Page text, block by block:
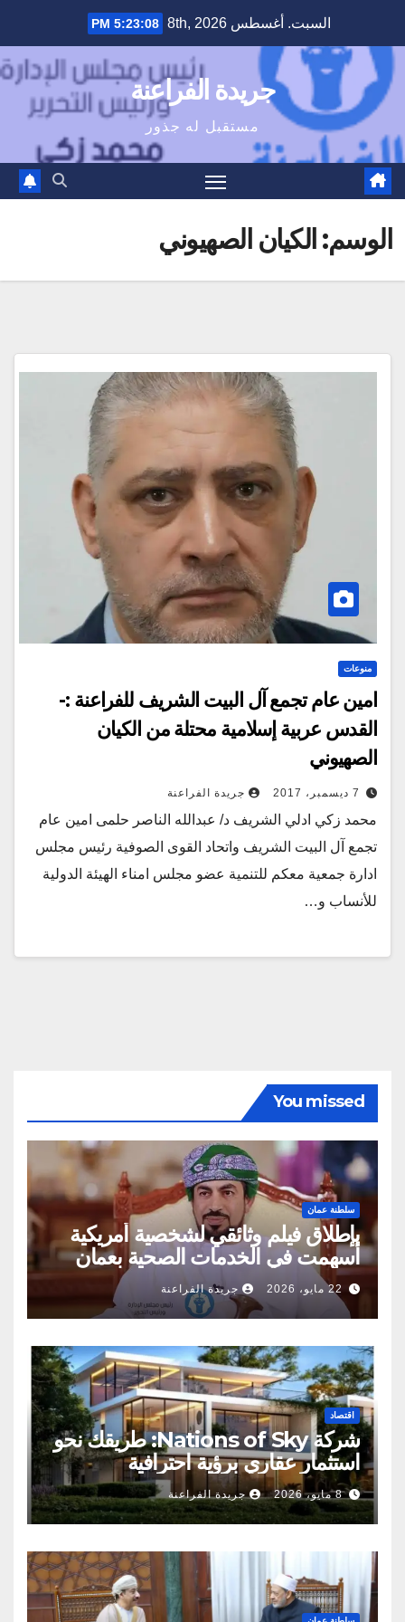
content
السبت. أغسطس 8th, 2026 5:23:08 PM
جريدة الفراعنة
مستقبل له جذور
الوسم: الكيان الصهيوني
منوعات
امين عام تجمع آل البيت الشريف للفراعنة :-
القدس عربية إسلامية محتلة من الكيان
الصهيوني
7 ديسمبر، 2017 جريدة الفراعنة
محمد زكي ادلي الشريف د/ عبدالله الناصر حلمى امين عام
تجمع آل البيت الشريف واتحاد القوى الصوفية رئيس مجلس
ادارة جمعية معكم للتنمية عضو مجلس امناء الهيئة الدولية
للأنساب و…
You missed
سلطنة عمان
بإطلاق فيلم وثائقي لشخصية أمريكية
أسهمت في الخدمات الصحية بعمان
22 مايو، 2026 جريدة الفراعنة
اقتصاد
شركة Nations of Sky: طريقك نحو
استثمار عقاري برؤية احترافية
8 مايو، 2026 جريدة الفراعنة